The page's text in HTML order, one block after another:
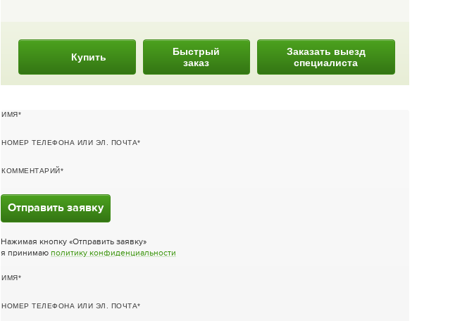
Купить
Быстрый
заказ
Заказать выезд
специалиста
ИМЯ
НОМЕР ТЕЛЕФОНА ИЛИ ЭЛ. ПОЧТА
КОММЕНТАРИЙ
Отправить заявку
Нажимая кнопку «Отправить заявку»
я принимаю политику конфиденциальности
ИМЯ
НОМЕР ТЕЛЕФОНА ИЛИ ЭЛ. ПОЧТА